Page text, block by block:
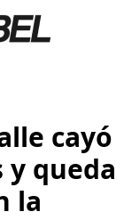
cayó
y queda
la